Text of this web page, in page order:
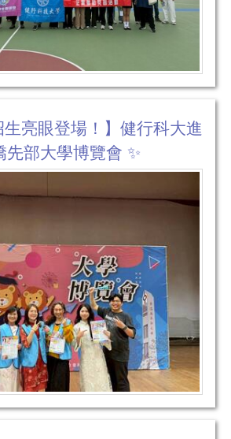
亮眼登場！】健行科大進
部大學博覽會 ✨